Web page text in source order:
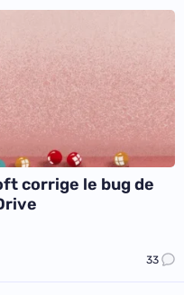
corrige le bug de
33